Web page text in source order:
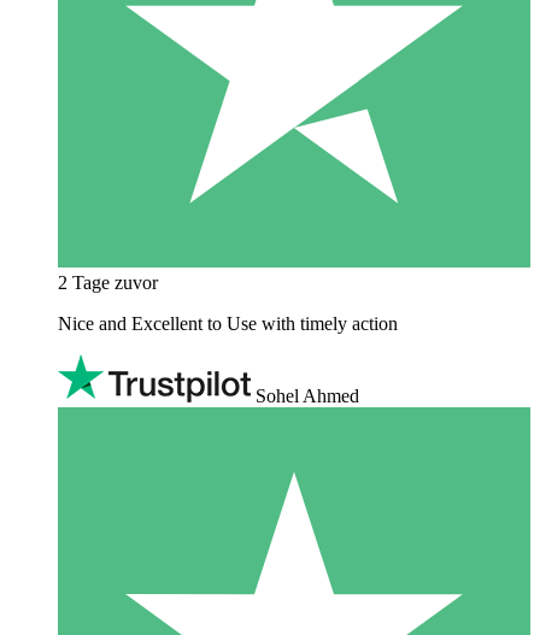
2 Tage zuvor
Nice and Excellent to Use with timely action
Sohel Ahmed